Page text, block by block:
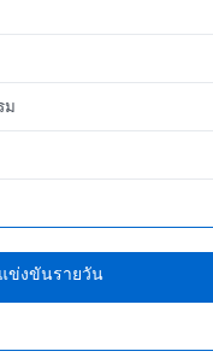
ม
ข่งขันรายวัน